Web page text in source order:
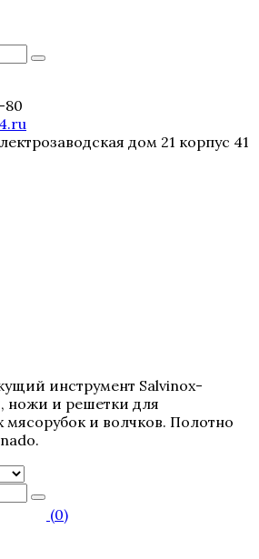
Поиск
80
дом 21 корпус 41
инструмент Salvinox-
ножи и решетки для
и волчков. Полотно
(0)